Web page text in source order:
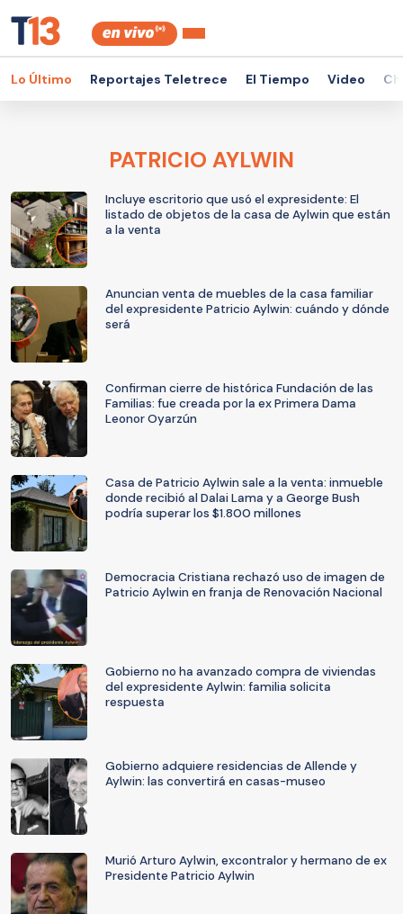
Lo Último Reportajes Teletrece El Tiempo Video
PATRICIO AYLWIN
Incluye escritorio que usó el expresidente: El
listado de objetos de la casa de Aylwin que están
a la venta
Anuncian venta de muebles de la casa familiar
del expresidente Patricio Aylwin: cuándo y dónde
será
Confirman cierre de histórica Fundación de las
Familias: fue creada por la ex Primera Dama
Leonor Oyarzún
Casa de Patricio Aylwin sale a la venta: inmueble
donde recibió al Dalai Lama y a George Bush
podría superar los $1.800 millones
Democracia Cristiana rechazó uso de imagen de
Patricio Aylwin en franja de Renovación Nacional
Gobierno no ha avanzado compra de viviendas
del expresidente Aylwin: familia solicita
respuesta
Gobierno adquiere residencias de Allende y
Aylwin: las convertirá en casas-museo
Murió Arturo Aylwin, excontralor y hermano de ex
Presidente Patricio Aylwin